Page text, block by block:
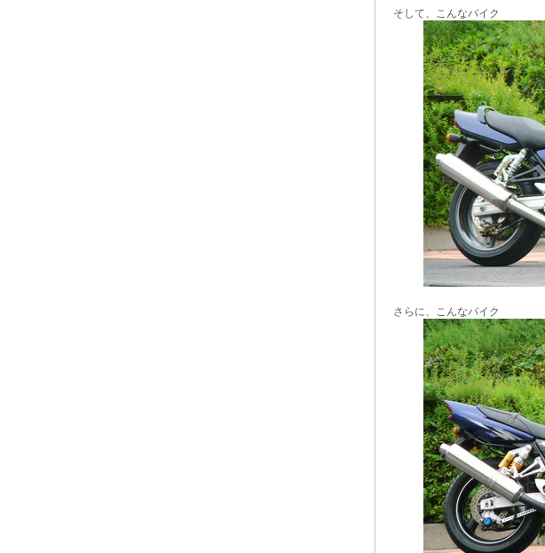
そして、こんなバイク
さらに、こんなバイク